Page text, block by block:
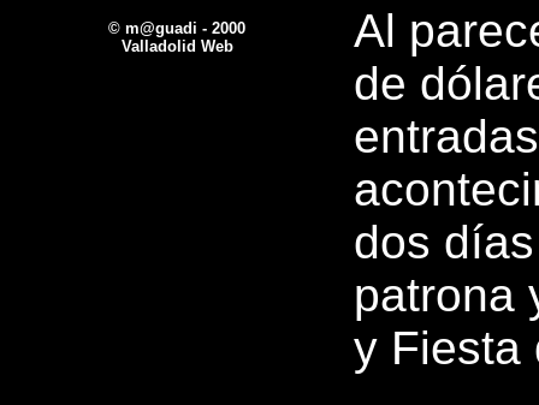
© m@guadi - 2000
Valladolid Web
Al
de
dos
patrona
y Fiesta